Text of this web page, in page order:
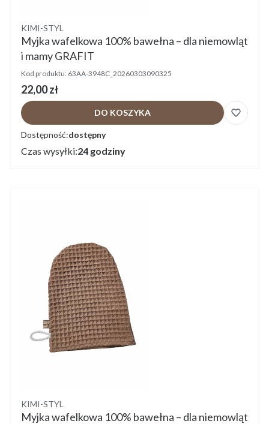
Producent
KIMI-STYL
Myjka wafelkowa 100% bawełna – dla niemowląt
i mamy GRAFIT
Kod produktu: 63AA-3948C_20260303090325
Cena
22,00 zł
DO KOSZYKA
Dostępność:dostępny
Czas wysyłki:24 godziny
Producent
KIMI-STYL
Myjka wafelkowa 100% bawełna – dla niemowląt